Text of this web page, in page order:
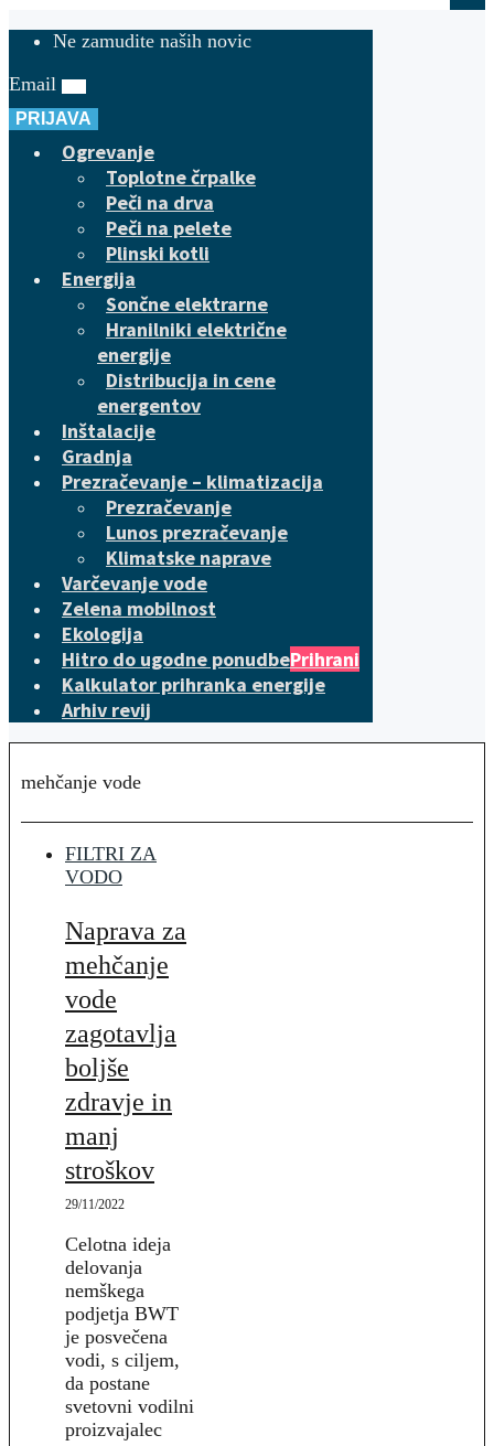
Ne zamudite naših novic
Email
PRIJAVA
Ogrevanje
Toplotne črpalke
Peči na drva
Peči na pelete
Plinski kotli
Energija
Sončne elektrarne
Hranilniki električne
energije
Distribucija in cene
energentov
Inštalacije
Gradnja
Prezračevanje – klimatizacija
Prezračevanje
Lunos prezračevanje
Klimatske naprave
Varčevanje vode
Zelena mobilnost
Ekologija
Hitro do ugodne ponudbePrihrani
Kalkulator prihranka energije
Arhiv revij
mehčanje vode
FILTRI ZA
VODO
Naprava za
mehčanje
vode
zagotavlja
boljše
zdravje in
manj
stroškov
29/11/2022
Celotna ideja
delovanja
nemškega
podjetja BWT
je posvečena
vodi, s ciljem,
da postane
svetovni vodilni
proizvajalec